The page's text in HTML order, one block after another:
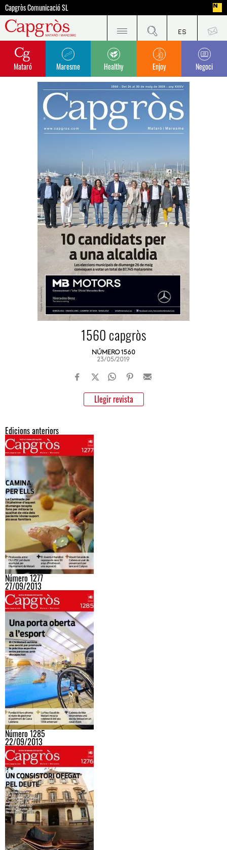
Capgròs Comunicació SL
Mataró Maresme Healthy Enjoy Negoci
1560 capgròs
NÚMERO 1560
23/05/2019
Llegir revista
Edicions anteriors
Número 1277
27/09/2013
Número 1285
22/09/2013